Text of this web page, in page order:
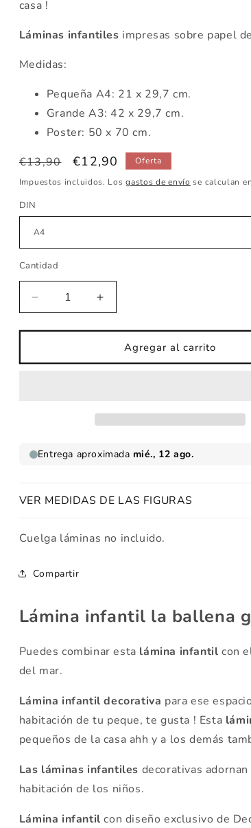
casa !
Láminas infantiles impresas sobre papel
Medidas:
Pequeña A4: 21 x 29,7 cm.
Grande A3: 42 x 29,7 cm.
Poster: 50 x 70 cm.
Precio
habitual
€13,90
Precio
de
€12,90
Oferta
Impuestos incluidos. Losgastos de envío se calculan
DIN
Cantidad
Reducir
cantidad
para
infantil
Aumentar
cantidad
para
Lámina
infantil
Agregar al carrito
VER MEDIDAS DE LAS FIGURAS
Cuelga láminas no incluido.
Compartir
Lámina infantil la ballena
Puedes combinar esta lámina infantilcon
del mar.
Lámina infantil decorativa para ese
habitación de tu peque, te gusta ! Esta
pequeños de la casa ahh y a los demás
Las láminas infantiles decorativas
habitación de los niños.
Lámina infantil con diseño exclusivo de